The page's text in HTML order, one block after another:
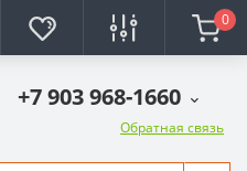
0
+7 903 968-1660
Обратная связь